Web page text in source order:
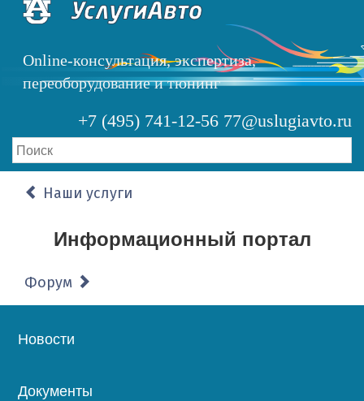
Перейти
содержанию
Online-консультация, экспертиза,
переоборудование и тюнинг
+7 (495) 741-12-56 77@uslugiavto.ru
Наши услуги
Информационный портал
Форум
Основная
Новости
Документы